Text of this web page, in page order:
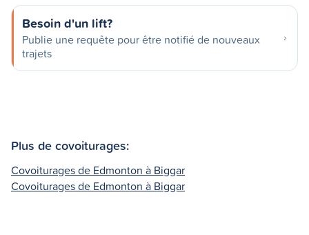
Besoin d'un lift?
Publie une requête pour être notifié de nouveaux
trajets
Plus de covoiturages:
Covoiturages de Edmonton à Biggar
Covoiturages de Edmonton à Biggar